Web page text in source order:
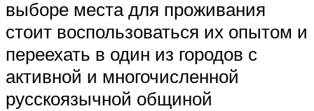
выборе места для проживания
стоит воспользоваться их опытом и
переехать в один из городов с
активной и многочисленной
русскоязычной общиной